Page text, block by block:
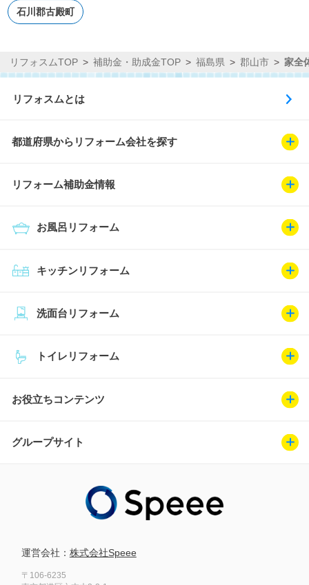
石川郡古殿町
リフォスムTOP 補助金・助成金TOP 福島県 郡山市 家全
リフォスムとは
都道府県からリフォーム会社を探す
リフォーム補助金情報
キッチンリフォーム
お風呂リフォーム
トイレリフォーム
洗面台リフォーム
お役立ちコンテンツ
グループサイト
運営会社： 株式会社Speee
〒106-6235